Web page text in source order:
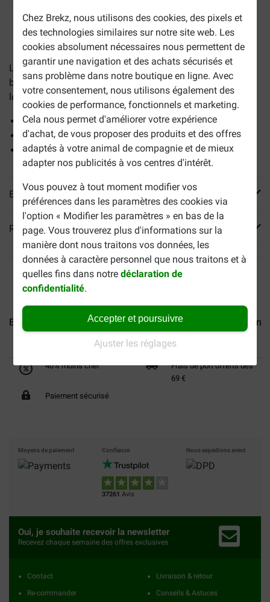
Chez Brekz, nous utilisons des cookies, des pixels et
des technologies similaires sur notre site web. Les
cookies absolument nécessaires nous permettent de
garantir une navigation et des achats sécurisés et
sans problème dans notre boutique en ligne. Avec
votre consentement, nous utilisons également des
cookies de performance, fonctionnels et marketing.
Cela nous permet d'améliorer votre expérience
d'achat, de vous proposer des produits et des offres
adaptés à votre animal de compagnie et de mieux
adapter nos publicités à vos centres d'intérêt.
Vous pouvez à tout moment modifier vos
préférences dans les paramètres des cookies via
l'option « Modifier les paramètres » en bas de la
page. Vous trouverez plus d'informations sur la
manière dont nous traitons vos données, les
données à caractère personnel que nous traitons et à
quelles fins dans notredéclaration de
confidentialité.
Accepter et poursuivre
Ajuster les réglages
2-5 jours ouvrables estimés, sauf indication contraire.
LesDental sticks Boxby pour chiensont de savoureux
bâtons à mâcher, qui grâce à leur forme spéciale, nettoient
les dents et les gencives pendant la mastication.
Savoureux bâton à mâcher.
Permet de nettoyer les dents et les gencives.
Limite l'apparition de plaque dentaire.
En savoir plus
Reviews
Boxby Snack Os pour chien Boxby Calcium Os pour chien
40% moins cher
Frais de port offerts dès
69 €
Paiement sécurisé
Moyens de paiement Confiance
37261 Avis
Nous expédions avect
Oui, je souhaite recevoir la newsletter
Recevez chaque semaine des offres exclusives
Contact
Re-commander
Livraison & retour
Conseils & Astuces